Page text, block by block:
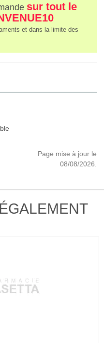
sur tout le
et dans la limite des
Page mise à jour le
08/08/2026.